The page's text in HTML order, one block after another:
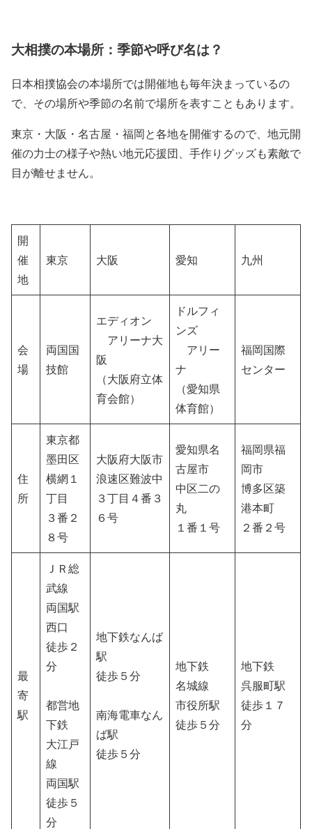
大相撲の本場所：季節や呼び名は？
日本相撲協会の本場所では開催地も毎年決まっているの
で、その場所や季節の名前で場所を表すこともあります。
東京・大阪・名古屋・福岡と各地を開催するので、地元開
催の力士の様子や熱い地元応援団、手作りグッズも素敵で
目が離せません。
開
催
地
東京 大阪 愛知 九州
会
場
両国国
技館
エディオン
アリーナ大
阪
（大阪府立体
育会館）
ドルフィ
ンズ
アリー
ナ
（愛知県
体育館）
福岡国際
センター
住
所
東京都
墨田区
横網１
丁目
３番２
８号
大阪府大阪市
浪速区難波中
３丁目４番３
６号
愛知県名
古屋市
中区二の
丸
１番１号
福岡県福
岡市
博多区築
港本町
２番２号
最
寄
駅
ＪＲ総
武線
両国駅
西口
徒歩２
分
都営地
下鉄
大江戸
線
両国駅
徒歩５
分
地下鉄なんば
駅
徒歩５分
南海電車なん
ば駅
徒歩５分
地下鉄
名城線
市役所駅
徒歩５分
地下鉄
呉服町駅
徒歩１７
分